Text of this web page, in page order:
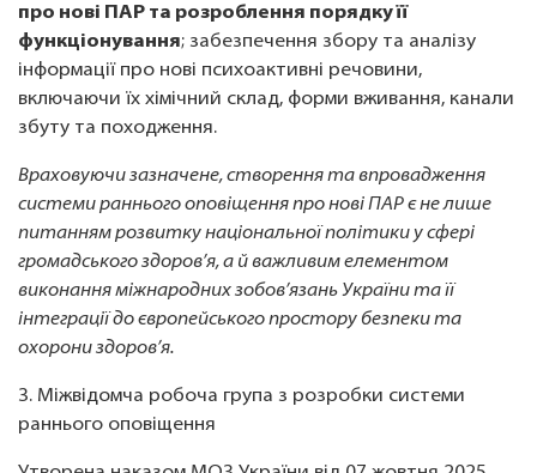
про нові ПАР та розроблення порядку її
функціонування; забезпечення збору та аналізу
інформації про нові психоактивні речовини,
включаючи їх хімічний склад, форми вживання, канали
збуту та походження.
Враховуючи зазначене, створення та впровадження
системи раннього оповіщення про нові ПАР є не лише
питанням розвитку національної політики у сфері
громадського здоров’я, а й важливим елементом
виконання міжнародних зобов’язань України та її
інтеграції до європейського простору безпеки та
охорони здоров’я.
3. Міжвідомча робоча група з розробки системи
раннього оповіщення